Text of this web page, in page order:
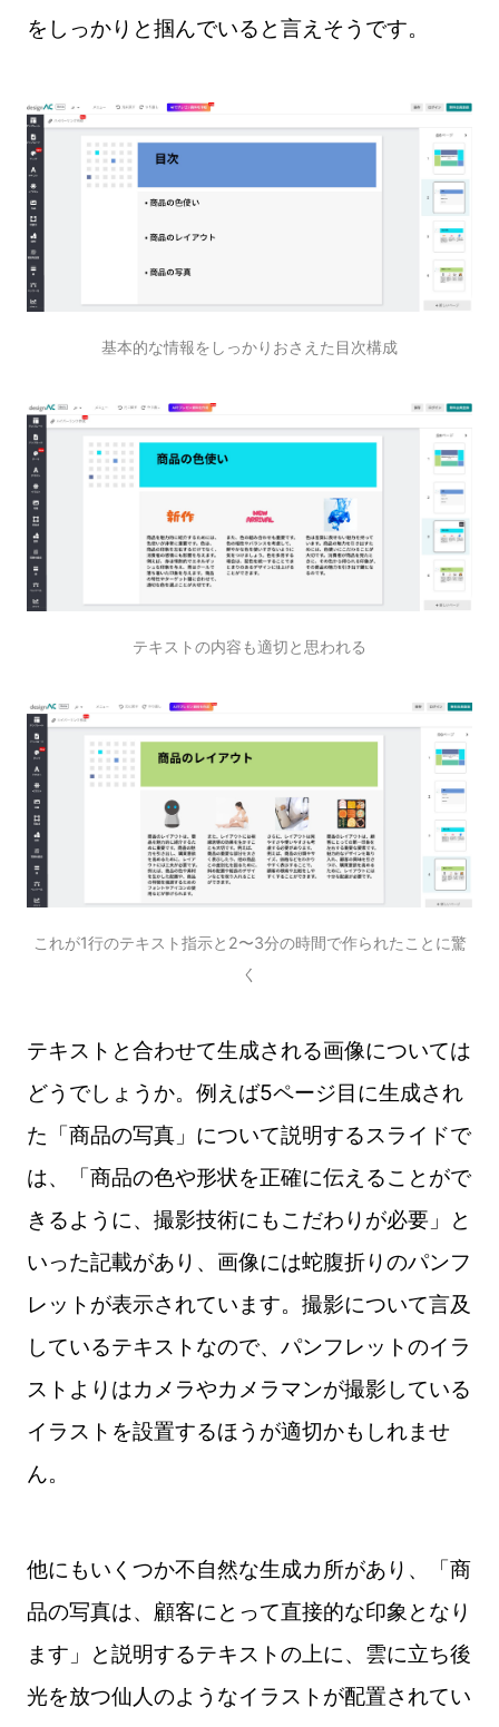
をしっかりと掴んでいると言えそうです。
基本的な情報をしっかりおさえた目次構成
テキストの内容も適切と思われる
これが1行のテキスト指示と2〜3分の時間で作られたことに驚
く
テキストと合わせて生成される画像については
どうでしょうか。例えば5ページ目に生成され
た「商品の写真」について説明するスライドで
は、「商品の色や形状を正確に伝えることがで
きるように、撮影技術にもこだわりが必要」と
いった記載があり、画像には蛇腹折りのパンフ
レットが表示されています。撮影について言及
しているテキストなので、パンフレットのイラ
ストよりはカメラやカメラマンが撮影している
イラストを設置するほうが適切かもしれませ
ん。
他にもいくつか不自然な生成カ所があり、「商
品の写真は、顧客にとって直接的な印象となり
ます」と説明するテキストの上に、雲に立ち後
光を放つ仙人のようなイラストが配置されてい